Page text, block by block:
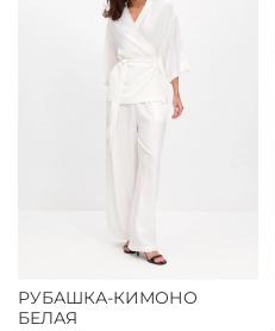
РУБАШКА-КИМОНО
БЕЛАЯ